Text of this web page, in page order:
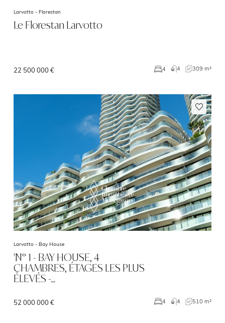
Larvotto - Florestan
Le Florestan Larvotto
22 500 000 € 4 4 309 m²
Larvotto - Bay House
'N° 1 - BAY HOUSE, 4
CHAMBRES, ÉTAGES LES PLUS
ÉLEVÉS -…
52 000 000 € 4 4 510 m²